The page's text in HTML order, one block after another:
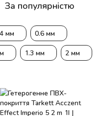
За популярністю
мм 0.6 мм
1.3 мм 2 мм